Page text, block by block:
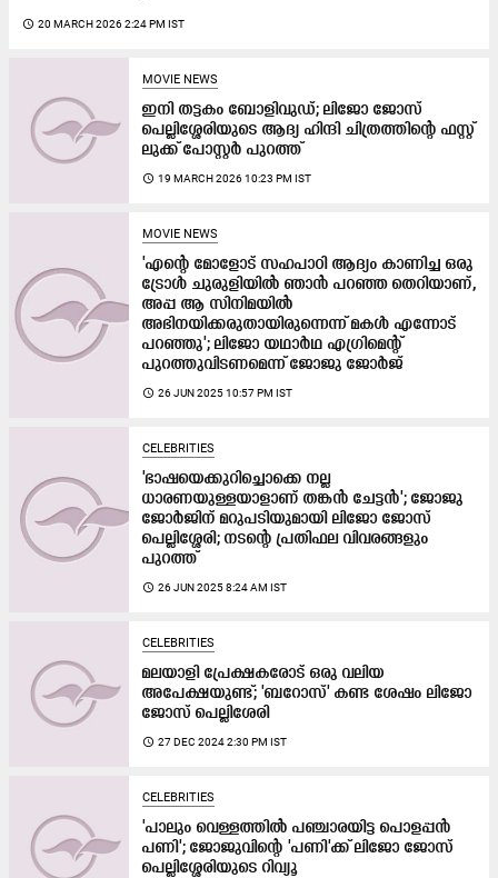
access_time 20 MARCH 2026 2:24 PM IST
MOVIE NEWS
ഇനി തട്ടകം ബോളിവുഡ്; ലിജോ ജോസ്
പെല്ലിശ്ശേരിയുടെ ആദ്യ ഹിന്ദി ചിത്രത്തിന്‍റെ ഫസ്റ്റ്
ലുക്ക് പോസ്റ്റർ പുറത്ത്
access_time 19 MARCH 2026 10:23 PM IST
MOVIE NEWS
'എന്റെ മോളോട് സഹപാഠി ആദ്യം കാണിച്ച ഒരു
ട്രോൾ ചുരുളിയിൽ ഞാൻ പറഞ്ഞ തെറിയാണ്,
അപ്പ ആ സിനിമയിൽ
അഭിനയിക്കരുതായിരുന്നെന്ന് മകൾ എന്നോട്
പറഞ്ഞു'; ലിജോ യഥാർഥ എഗ്രിമെന്റ്
പുറത്തുവിടണമെന്ന് ജോജു ജോർജ്
access_time 26 JUN 2025 10:57 PM IST
CELEBRITIES
'ഭാഷയെക്കുറിച്ചൊക്കെ നല്ല
ധാരണയുള്ളയാളാണ് തങ്കൻ ചേട്ടൻ'; ജോജു
ജോർജിന് മറുപടിയുമായി ലിജോ ജോസ്
പെല്ലിശ്ശേരി; നടന്റെ പ്രതിഫല വിവരങ്ങളും
പുറത്ത്
access_time 26 JUN 2025 8:24 AM IST
CELEBRITIES
മലയാളി പ്രേക്ഷകരോട് ഒരു വലിയ
അപേക്ഷയുണ്ട്; 'ബറോസ്' കണ്ട ശേഷം ലിജോ
ജോസ് പെല്ലിശേരി
access_time 27 DEC 2024 2:30 PM IST
CELEBRITIES
'പാലും വെള്ളത്തിൽ പഞ്ചാരയിട്ട പൊളപ്പൻ
പണി'; ജോജുവിന്‍റെ 'പണി'ക്ക് ലിജോ ജോസ്
പെല്ലിശ്ശേരിയുടെ റിവ്യൂ